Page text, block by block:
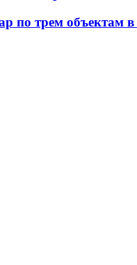
по трем объектам